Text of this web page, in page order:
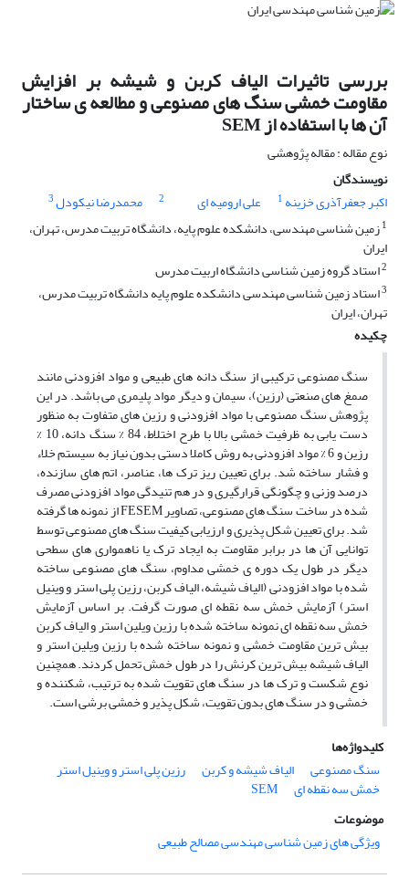
بررسی تاثیرات الیاف کربن و شیشه بر افزایش
مقاومت خمشی سنگ های مصنوعی و مطالعه ی ساختار
آن ها با استفاده از SEM
نوع مقاله : مقاله پژوهشی
نویسندگان
اکبر جعفرآذری خزینه 1 علی ارومیه ای 2 محمدرضا نیکودل3
1زمین شناسی مهندسی، دانشکده علوم پایه، دانشگاه تربیت مدرس، تهران،
ایران
2استاد گروه زمین شناسی دانشگاه اربیت مدرس
3استاد زمین شناسی مهندسی دانشکده علوم پایه دانشگاه تربیت مدرس،
تهران، ایران
چکیده
سنگ مصنوعی ترکیبی از سنگ دانه های طبیعی و مواد افزودنی مانند
صمغ های صنعتی (رزین)، سیمان و دیگر مواد پلیمری می باشد. در این
پژوهش سنگ مصنوعی با مواد افزودنی و رزین های متفاوت به منظور
دست یابی به ظرفیت خمشی بالا با طرح اختلاط، 84 % سنگ دانه، 10 %
رزین و 6 % مواد افزودنی به روش کاملا دستی بدون نیاز به سیستم خلاء
و فشار ساخته شد. برای تعیین ریز ترک ها، عناصر، اتم های سازنده،
درصد وزنی و چگونگی قرارگیری و در هم تنیدگی مواد افزودنی مصرف
شده در ساخت سنگ های مصنوعی، تصاویر FESEM از نمونه ها گرفته
شد. برای تعیین شکل پذیری و ارزیابی کیفیت سنگ های مصنوعی توسط
توانایی آن ها در برابر مقاومت به ایجاد ترک یا ناهمواری های سطحی
دیگر در طول یک دوره ی خمشی مداوم، سنگ های مصنوعی ساخته
شده با مواد افزودنی (الیاف شیشه، الیاف کربن، رزین پلی استر و وینیل
استر) آزمایش خمش سه نقطه ای صورت گرفت. بر اساس آزمایش
خمش سه نقطه ای نمونه ساخته شده با رزین ویلین استر و الیاف کربن
بیش ترین مقاومت خمشی و نمونه ساخته شده با رزین ویلین استر و
الیاف شیشه بیش ترین کرنش را در طول خمش تحمل کردند. همچنین
نوع شکست و ترک ها در سنگ های تقویت شده به ترتیب، شکننده و
خمشی و در سنگ های بدون تقویت، شکل پذیر و خمشی برشی است.
کلیدواژه‌ها
سنگ مصنوعی
الیاف شیشه و کربن رزین پلی استر و وینیل استر
خمش سه نقطه ای
SEM
موضوعات
ویژگی های زمین شناسی مهندسی مصالح طبیعی